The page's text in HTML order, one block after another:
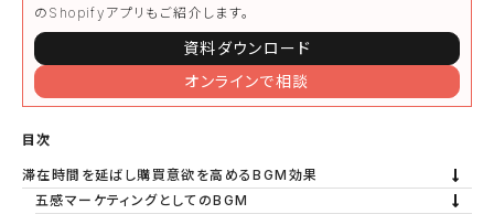
のShopifyアプリもご紹介します。
資料ダウンロード
オンラインで相談
目次
滞在時間を延ばし購買意欲を高めるBGM効果
五感マーケティングとしてのBGM